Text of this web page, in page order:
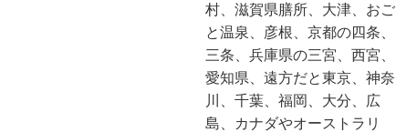
村、滋賀県膳所、大津、おご
と温泉、彦根、京都の四条、
三条、兵庫県の三宮、西宮、
愛知県、遠方だと東京、神奈
川、千葉、福岡、大分、広
島、カナダやオーストラリ